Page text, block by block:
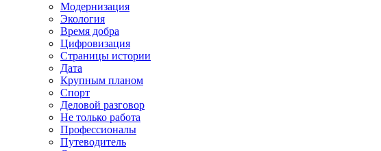
Модернизация
Экология
Время добра
Цифровизация
Страницы истории
Дата
Крупным планом
Спорт
Деловой разговор
Не только работа
Профессионалы
Путеводитель